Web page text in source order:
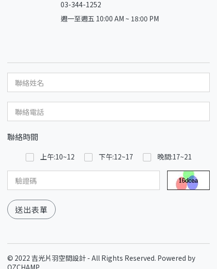
03-344-1252
週一至週五 10:00 AM ~ 18:00 PM
聯絡時間
上午:10~12 下午:12~17 晚間:17~21
送出表單
© 2022 吉光片羽空間設計 - All Rights Reserved. Powered by